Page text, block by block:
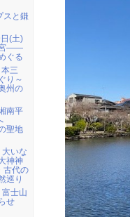
スと鎌
(土)
宮――
ぐる
三
り～
州の
南平
聖地
いな
神神
古代の
巡り
士山
せ